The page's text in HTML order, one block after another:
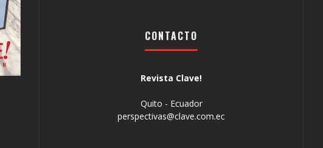
CONTACTO
Revista Clave!
Quito - Ecuador
perspectivas@clave.com.ec